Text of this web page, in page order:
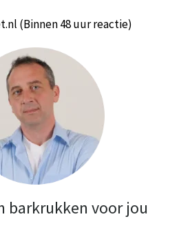
(Binnen 48 uur reactie)
barkrukken voor jou